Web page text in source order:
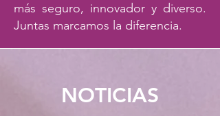
más seguro, innovador y diverso.
Juntas marcamos la diferencia.
NOTICIAS